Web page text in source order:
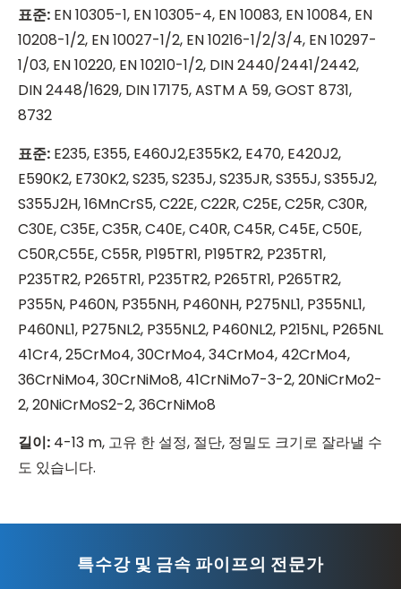
표준: EN 10305-1, EN 10305-4, EN 10083, EN 10084, EN
10208-1/2, EN 10027-1/2, EN 10216-1/2/3/4, EN 10297-
1/03, EN 10220, EN 10210-1/2, DIN 2440/2441/2442,
DIN 2448/1629, DIN 17175, ASTM A 59, GOST 8731,
8732
표준: E235, E355, E460J2,E355K2, E470, E420J2,
E590K2, E730K2, S235, S235J, S235JR, S355J, S355J2,
S355J2H, 16MnCrS5, C22E, C22R, C25E, C25R, C30R,
C30E, C35E, C35R, C40E, C40R, C45R, C45E, C50E,
C50R,C55E, C55R, P195TR1, P195TR2, P235TR1,
P235TR2, P265TR1, P235TR2, P265TR1, P265TR2,
P355N, P460N, P355NH, P460NH, P275NL1, P355NL1,
P460NL1, P275NL2, P355NL2, P460NL2, P215NL, P265NL
41Cr4, 25CrMo4, 30CrMo4, 34CrMo4, 42CrMo4,
36CrNiMo4, 30CrNiMo8, 41CrNiMo7-3-2, 20NiCrMo2-
2, 20NiCrMoS2-2, 36CrNiMo8
길이: 4-13 m, 고유 한 설정, 절단, 정밀도 크기로 잘라낼 수
도 있습니다.
특수강 및 금속 파이프의 전문가